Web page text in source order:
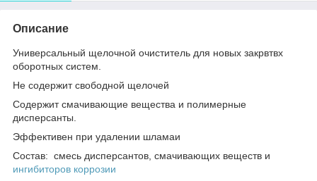
Описание
Универсальный щелочной очиститель для новых закрвтвх
оборотных систем.
Не содержит свободной щелочей
Содержит смачивающие вещества и полимерные
дисперсанты.
Эффективен при удалении шламаи
Состав: смесь дисперсантов, смачивающих веществ и
ингибиторов коррозии